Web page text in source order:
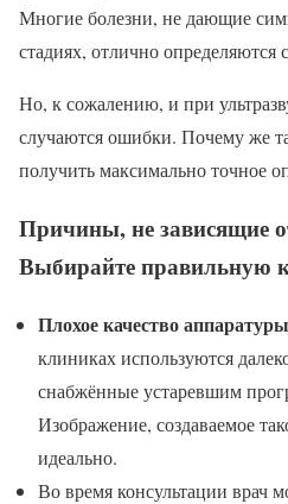
Многие болезни, не дающие
стадиях, отлично определяются
Но, к сожалению, и при
случаются ошибки. Почему же
получить максимально точное
Причины, не зависящие
Выбирайте правильную
Плохое качество аппаратуры
клиниках используются
снабжённые устаревшим
Изображение, создаваемое
идеально.
Во время консультации врач